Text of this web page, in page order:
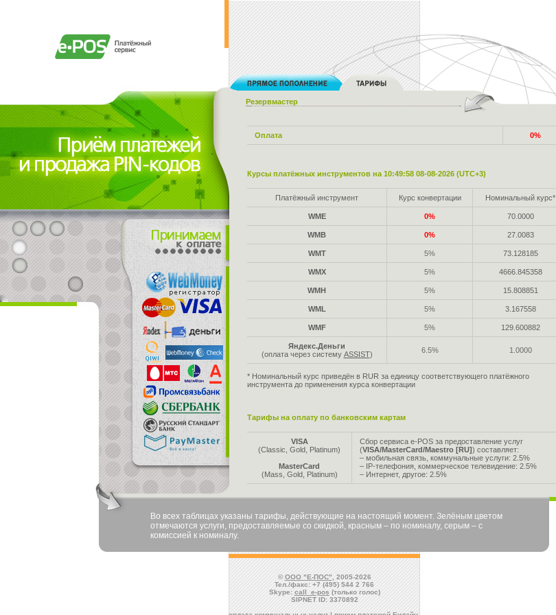
Резервмастер
Оплата 0%
Курсы платёжных инструментов на 10:49:58 08-08-2026 (UTC+3)
Платёжный инструмент Курс конвертации Номинальный курс*
WME 0% 70.0000
WMB 0% 27.0083
WMT 5% 73.128185
WMX 5% 4666.845358
WMH 5% 15.808851
WML 5% 3.167558
WMF 5% 129.600882
Яндекс.Деньги
(оплата через систему ASSIST) 6.5% 1.0000
* Номинальный курс приведён в RUR за единицу соответствующего платёжного
инструмента до применения курса конвертации
Тарифы на оплату по банковским картам
VISA
(Classic, Gold, Platinum)
MasterCard
(Mass, Gold, Platinum)
Сбор сервиса e-POS за предоставление услуг
(VISA/MasterCard/Maestro [RU]) составляет:
– мобильная связь, коммунальные услуги: 2.5%
– IP-телефония, коммерческое телевидение: 2.5%
– Интернет, другое: 2.5%
Во всех таблицах указаны тарифы, действующие на настоящий момент. Зелёным цветом
отмечаются услуги, предоставляемые со скидкой, красным – по номиналу, серым – с
комиссией к номиналу.
©ООО "Е-ПОС", 2005-2026
Тел./факс: +7 (495) 544 2 766
Skype: call_e-pos(только голос)
SIPNET ID: 3370892